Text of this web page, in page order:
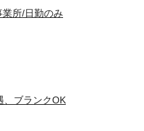
所/日勤のみ
、ブランクOK